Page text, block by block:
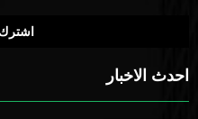
احدث الاخبار